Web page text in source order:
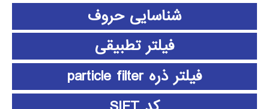
شناسایی حروف
فیلتر تطبیقی
فیلتر ذره particle filter